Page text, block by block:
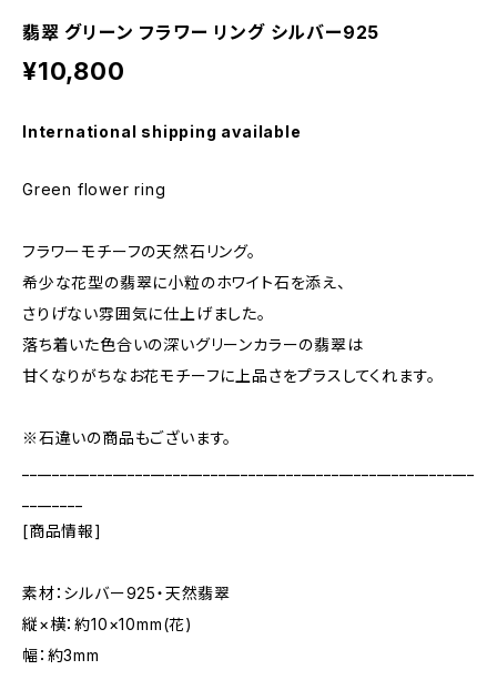
翡翠 グリーン フラワー リング シルバー925
¥10,800
International shipping available
Green flower ring
フラワーモチーフの天然石リング。
希少な花型の翡翠に小粒のホワイト石を添え、
さりげない雰囲気に仕上げました。
落ち着いた色合いの深いグリーンカラーの翡翠は
甘くなりがちなお花モチーフに上品さをプラスしてくれます。
※石違いの商品もございます。
[商品情報]
素材：シルバー925・天然翡翠
縦×横：約10×10mm(花)
幅：約3mm